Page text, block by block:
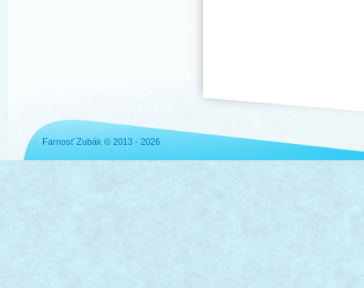
Farnosť Zubák © 2013 - 2026